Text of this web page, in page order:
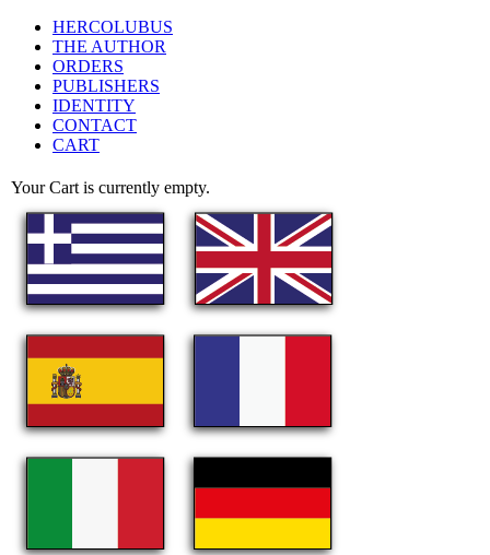
HERCOLUBUS
THE AUTHOR
ORDERS
PUBLISHERS
IDENTITY
CONTACT
CART
Your Cart is currently empty.